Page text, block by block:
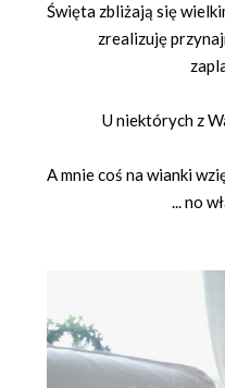
Święta zbliżają się
zrealizuję
U niektórych z
A mnie coś na wianki
... no